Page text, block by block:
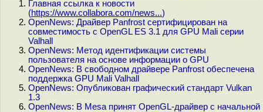
Главная ссылка к новости
(https://www.collabora.com/news...)
OpenNews: Драйвер Panfrost сертифицирован на
совместимость с OpenGL ES 3.1 для GPU Mali серии
Valhall
OpenNews: Метод идентификации системы
пользователя на основе информации о GPU
OpenNews: В свободном драйвере Panfrost обеспечена
поддержка GPU Mali Valhall
OpenNews: Опубликован графический стандарт Vulkan
1.3
OpenNews: В Mesa принят OpenGL-драйвер с начальной